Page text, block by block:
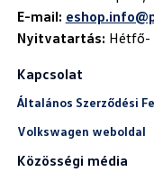
E-mail:
Nyitvatartás: Hétfő-
Kapcsolat
Általános Szerződési
Volkswagen weboldal
Közösségi média